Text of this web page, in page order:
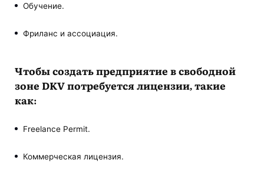
Обучение.
Фриланс и ассоциация.
Чтобы создать предприятие в свободной
зоне DKV потребуется лицензии, такие
как:
Freelance Permit.
Коммерческая лицензия.